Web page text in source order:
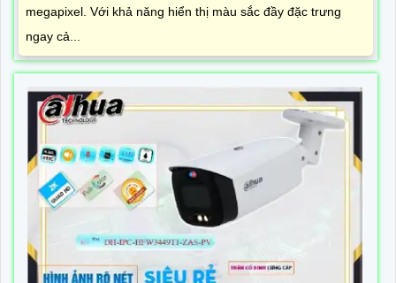
megapixel. Với khả năng hiển thị màu sắc đầy đặc trưng
ngay cả...